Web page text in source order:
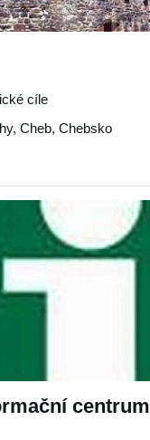
cíle
, Cheb, Chebsko
centrum